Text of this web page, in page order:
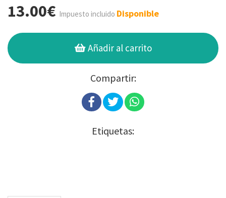
13.00€ Impuesto incluido Disponible
Añadir al carrito
Compartir:
Etiquetas: